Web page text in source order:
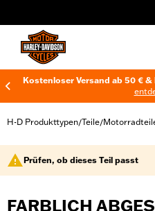
Kostenloser Versand ab 50 €
H-D Produkttypen/Teile/
Prüfen, ob dieses Teil passt
FARBLICH